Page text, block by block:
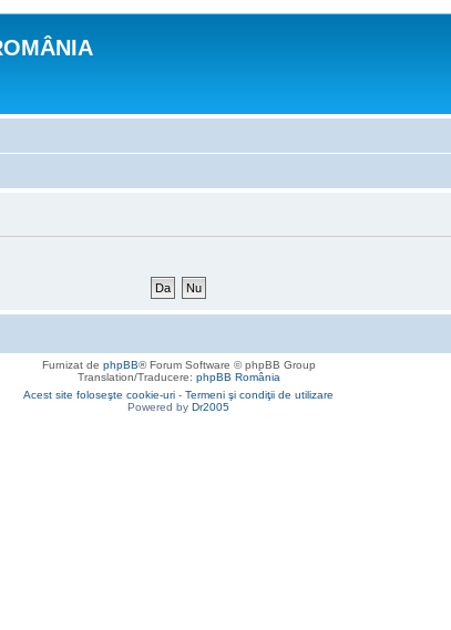
Furnizat de phpBB® Forum Software © phpBB Group
Translation/Traducere: phpBB România
Acest site foloseşte cookie-uri - Termeni şi condiţii de utilizare
Powered by Dr2005